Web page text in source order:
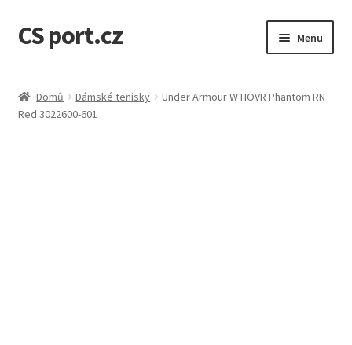
Přeskočit
na
Přejít
k
webu
CS port.cz Menu
Doprava a doba dodání
Domů Dámské tenisky
Under Armour W HOVR Phantom RN
Red 3022600-601